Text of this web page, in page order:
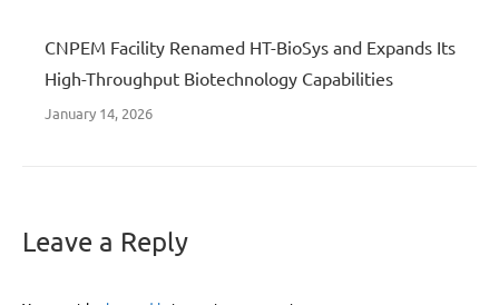
CNPEM Facility Renamed HT-BioSys and Expands Its
High-Throughput Biotechnology Capabilities
January 14, 2026
Leave a Reply